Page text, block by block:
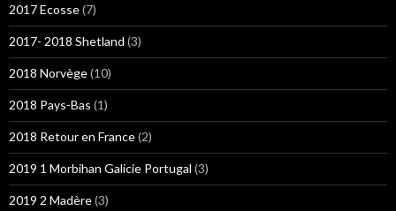
2017 Ecosse(7)
2017- 2018 Shetland (3)
2018 Norvège(10)
2018 Pays-Bas (1)
2018 Retour en France(2)
2019 1 Morbihan Galicie Portugal (3)
2019 2 Madère(3)